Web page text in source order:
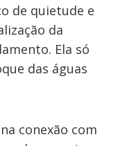
de quietude e
da
Ela só
das águas
conexão com